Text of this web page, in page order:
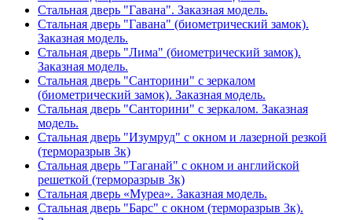
Стальная дверь "Гавана". Заказная модель.
Стальная дверь "Гавана" (биометрический замок).
Заказная модель.
Стальная дверь "Лима" (биометрический замок).
Заказная модель.
Стальная дверь "Санторини" с зеркалом
(биометрический замок). Заказная модель.
Стальная дверь "Санторини" с зеркалом. Заказная
модель.
Стальная дверь "Изумруд" с окном и лазерной резкой
(терморазрыв 3к)
Стальная дверь "Таганай" с окном и английской
решеткой (терморазрыв 3к)
Стальная дверь «Муреа». Заказная модель.
Стальная дверь "Барс" с окном (терморазрыв 3к).